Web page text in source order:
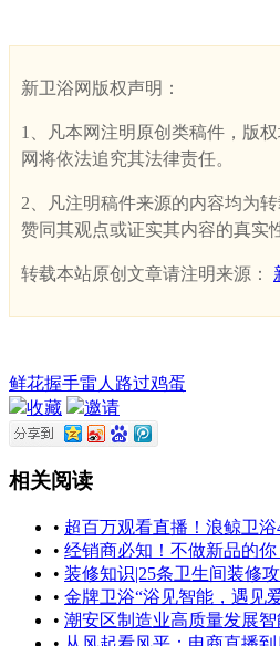
新卫浴网版权声明：
1、凡本网注明原创类稿件，版
网将依法追究其法律责任。
2、凡注明稿件来源的内容均为
赞同其观点或证实其内容的真实
转载本站原创文章请注明来源：
鲜花握手雷人 路过鸡蛋
收藏
邀请
相关阅读
• 超百万观看直播！浪鲸卫浴
• 经销商必知！不做新品的
• 装修知识|25条卫生间装修
• 金牌卫浴“浴见智能，遇见
• 潮安区制造业高质量发展